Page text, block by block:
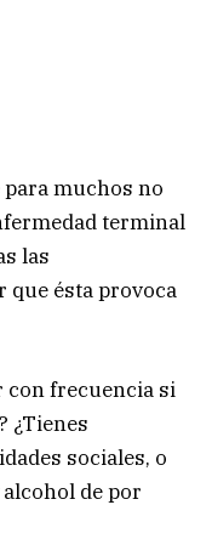
muchos no
terminal
las
que ésta provoca
con frecuencia si
¿Tienes
sociales, o
de por